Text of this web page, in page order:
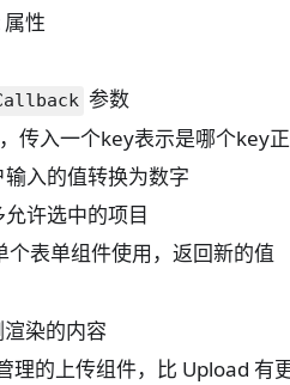
性
参数
传入一个key表示是哪个key
入的值转换为数字
许选中的项目
个表单组件使用，返回新的值
染的内容
理的上传组件，比 Upload 有